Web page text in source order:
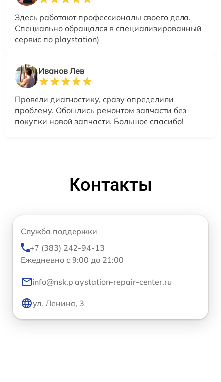
Здесь работают профессионалы своего дела.
Специально обращался в специализированный
сервис по playstation)
Иванов Лев
Провели диагностику, сразу определили
проблему. Обошлись ремонтом запчасти без
покупки новой запчасти. Большое спасибо!
Контакты
Служба поддержки
+7 (383) 242-94-13
Ежедневно с 9:00 до 21:00
info@nsk.playstation-repair-center.ru
ул. Ленина, 3